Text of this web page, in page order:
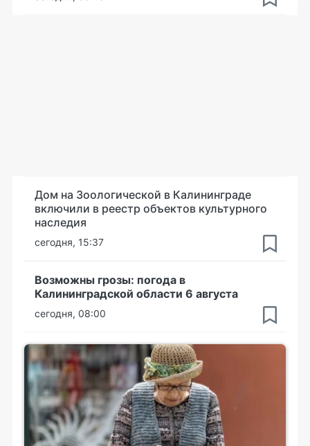
Дом на Зоологической в Калининграде
включили в реестр объектов культурного
наследия
сегодня, 15:37
Возможны грозы: погода в
Калининградской области 6 августа
сегодня, 08:00